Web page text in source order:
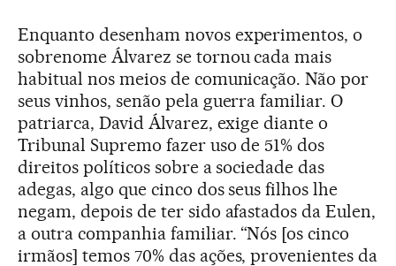
Enquanto desenham novos experimentos, o
sobrenome Álvarez se tornou cada mais
habitual nos meios de comunicação. Não por
seus vinhos, senão pela guerra familiar. O
patriarca, David Álvarez, exige diante o
Tribunal Supremo fazer uso de 51% dos
direitos políticos sobre a sociedade das
adegas, algo que cinco dos seus filhos lhe
negam, depois de ter sido afastados da Eulen,
a outra companhia familiar. “Nós [os cinco
irmãos] temos 70% das ações, provenientes da